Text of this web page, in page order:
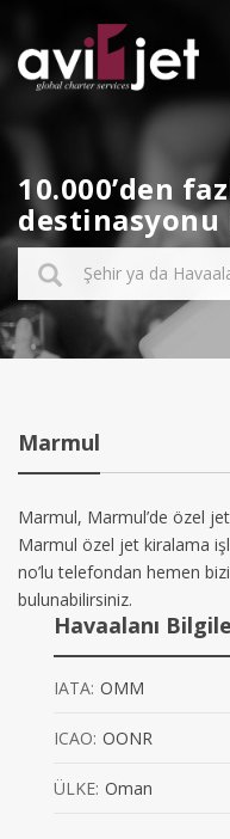
10.000’den
destinasyonu
Marmul
Marmul, Marmul’de özel jet
Marmul özel jet kiralama
no’lu telefondan hemen
bulunabilirsiniz.
Havaalanı
IATA: OMM
ICAO: OONR
ÜLKE: Oman